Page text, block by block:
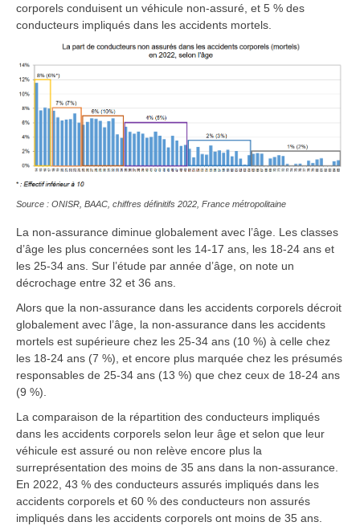
corporels conduisent un véhicule non-assuré, et 5 % des
conducteurs impliqués dans les accidents mortels.
Source : ONISR, BAAC, chiffres définitifs 2022, France métropolitaine
La non-assurance diminue globalement avec l’âge. Les classes
d’âge les plus concernées sont les 14-17 ans, les 18-24 ans et
les 25-34 ans. Sur l’étude par année d’âge, on note un
décrochage entre 32 et 36 ans.
Alors que la non-assurance dans les accidents corporels décroit
globalement avec l’âge, la non-assurance dans les accidents
mortels est supérieure chez les 25-34 ans (10 %) à celle chez
les 18-24 ans (7 %), et encore plus marquée chez les présumés
responsables de 25-34 ans (13 %) que chez ceux de 18-24 ans
(9 %).
La comparaison de la répartition des conducteurs impliqués
dans les accidents corporels selon leur âge et selon que leur
véhicule est assuré ou non relève encore plus la
surreprésentation des moins de 35 ans dans la non-assurance.
En 2022, 43 % des conducteurs assurés impliqués dans les
accidents corporels et 60 % des conducteurs non assurés
impliqués dans les accidents corporels ont moins de 35 ans.